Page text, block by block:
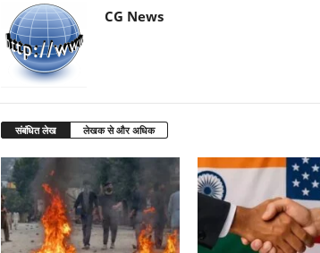
CG News
संबंधित लेख लेखक से और अधिक